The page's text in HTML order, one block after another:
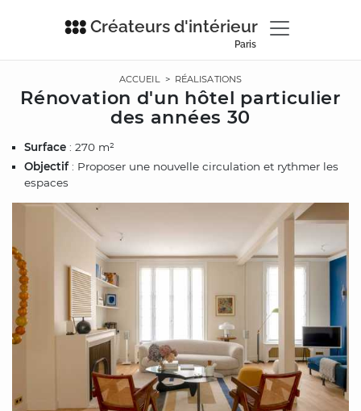
Créateurs d'intérieur
Paris
ACCUEIL> RÉALISATIONS
Rénovation d'un hôtel particulier
des années 30
Surface : 270 m²
Objectif: Proposer une nouvelle circulation et rythmer les
espaces